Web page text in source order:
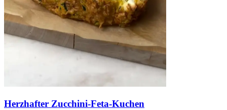
Herzhafter Zucchini-Feta-Kuchen